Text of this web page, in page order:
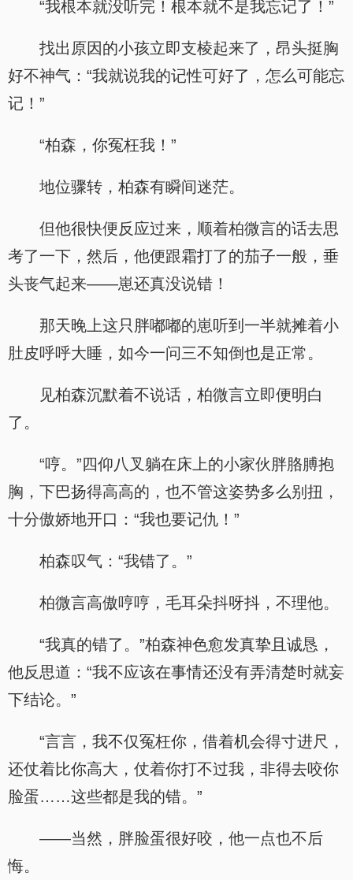
“我根本就没听完！根本就不是我忘记了！”
找出原因的小孩立即支棱起来了，昂头挺胸
好不神气：“我就说我的记性可好了，怎么可能忘
记！”
“柏森，你冤枉我！”
地位骤转，柏森有瞬间迷茫。
但他很快便反应过来，顺着柏微言的话去思
考了一下，然后，他便跟霜打了的茄子一般，垂
头丧气起来——崽还真没说错！
那天晚上这只胖嘟嘟的崽听到一半就摊着小
肚皮呼呼大睡，如今一问三不知倒也是正常。
见柏森沉默着不说话，柏微言立即便明白
了。
“哼。”四仰八叉躺在床上的小家伙胖胳膊抱
胸，下巴扬得高高的，也不管这姿势多么别扭，
十分傲娇地开口：“我也要记仇！”
柏森叹气：“我错了。”
柏微言高傲哼哼，毛耳朵抖呀抖，不理他。
“我真的错了。”柏森神色愈发真挚且诚恳，
他反思道：“我不应该在事情还没有弄清楚时就妄
下结论。”
“言言，我不仅冤枉你，借着机会得寸进尺，
还仗着比你高大，仗着你打不过我，非得去咬你
脸蛋……这些都是我的错。”
——当然，胖脸蛋很好咬，他一点也不后
悔。